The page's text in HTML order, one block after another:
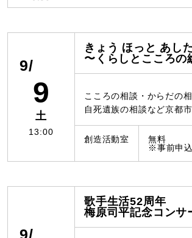
9/
9
土
13:00
きょう ほっと あし
〜くらしとこころの
こころの相談・からだの
自死遺族の相談など京都
創造活動室
無料
※事前申
9/
歌手生活52周年
梅原司平記念コン